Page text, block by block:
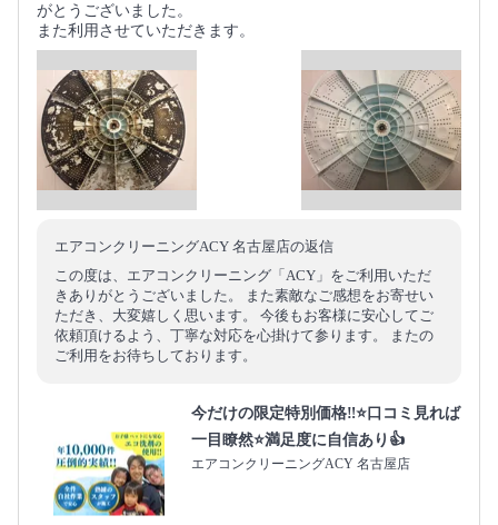
がとうございました。
また利用させていただきます。
エアコンクリーニングACY 名古屋店の返信
この度は、エアコンクリーニング「ACY」をご利用いただ
きありがとうございました。 また素敵なご感想をお寄せい
ただき、大変嬉しく思います。 今後もお客様に安心してご
依頼頂けるよう、丁寧な対応を心掛けて参ります。 またの
ご利用をお待ちしております。
今だけの限定特別価格‼️⭐口コミ見れば
一目瞭然⭐満足度に自信あり👍
エアコンクリーニングACY 名古屋店